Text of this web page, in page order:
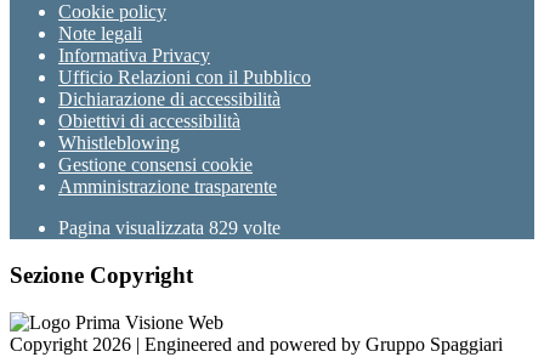
Cookie policy
Note legali
Informativa Privacy
Ufficio Relazioni con il Pubblico
Dichiarazione di accessibilità
Obiettivi di accessibilità
Whistleblowing
Gestione consensi cookie
Amministrazione trasparente
Pagina visualizzata 829 volte
Sezione Copyright
Copyright 2026 | Engineered and powered by Gruppo Spaggiari